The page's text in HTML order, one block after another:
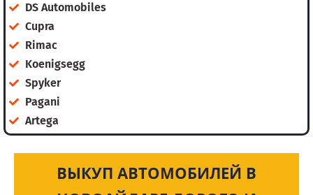
DS Automobiles
Cupra
Rimac
Koenigsegg
Spyker
Pagani
Artega
ВЫКУП АВТОМОБИЛЕЙ В